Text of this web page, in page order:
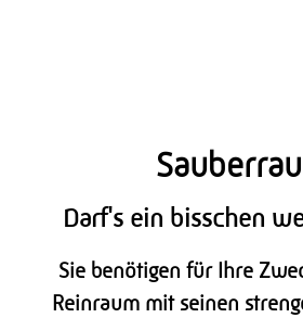
Darf's ein bisschen
Sie benötigen für Ihre
Reinraum mit seinen